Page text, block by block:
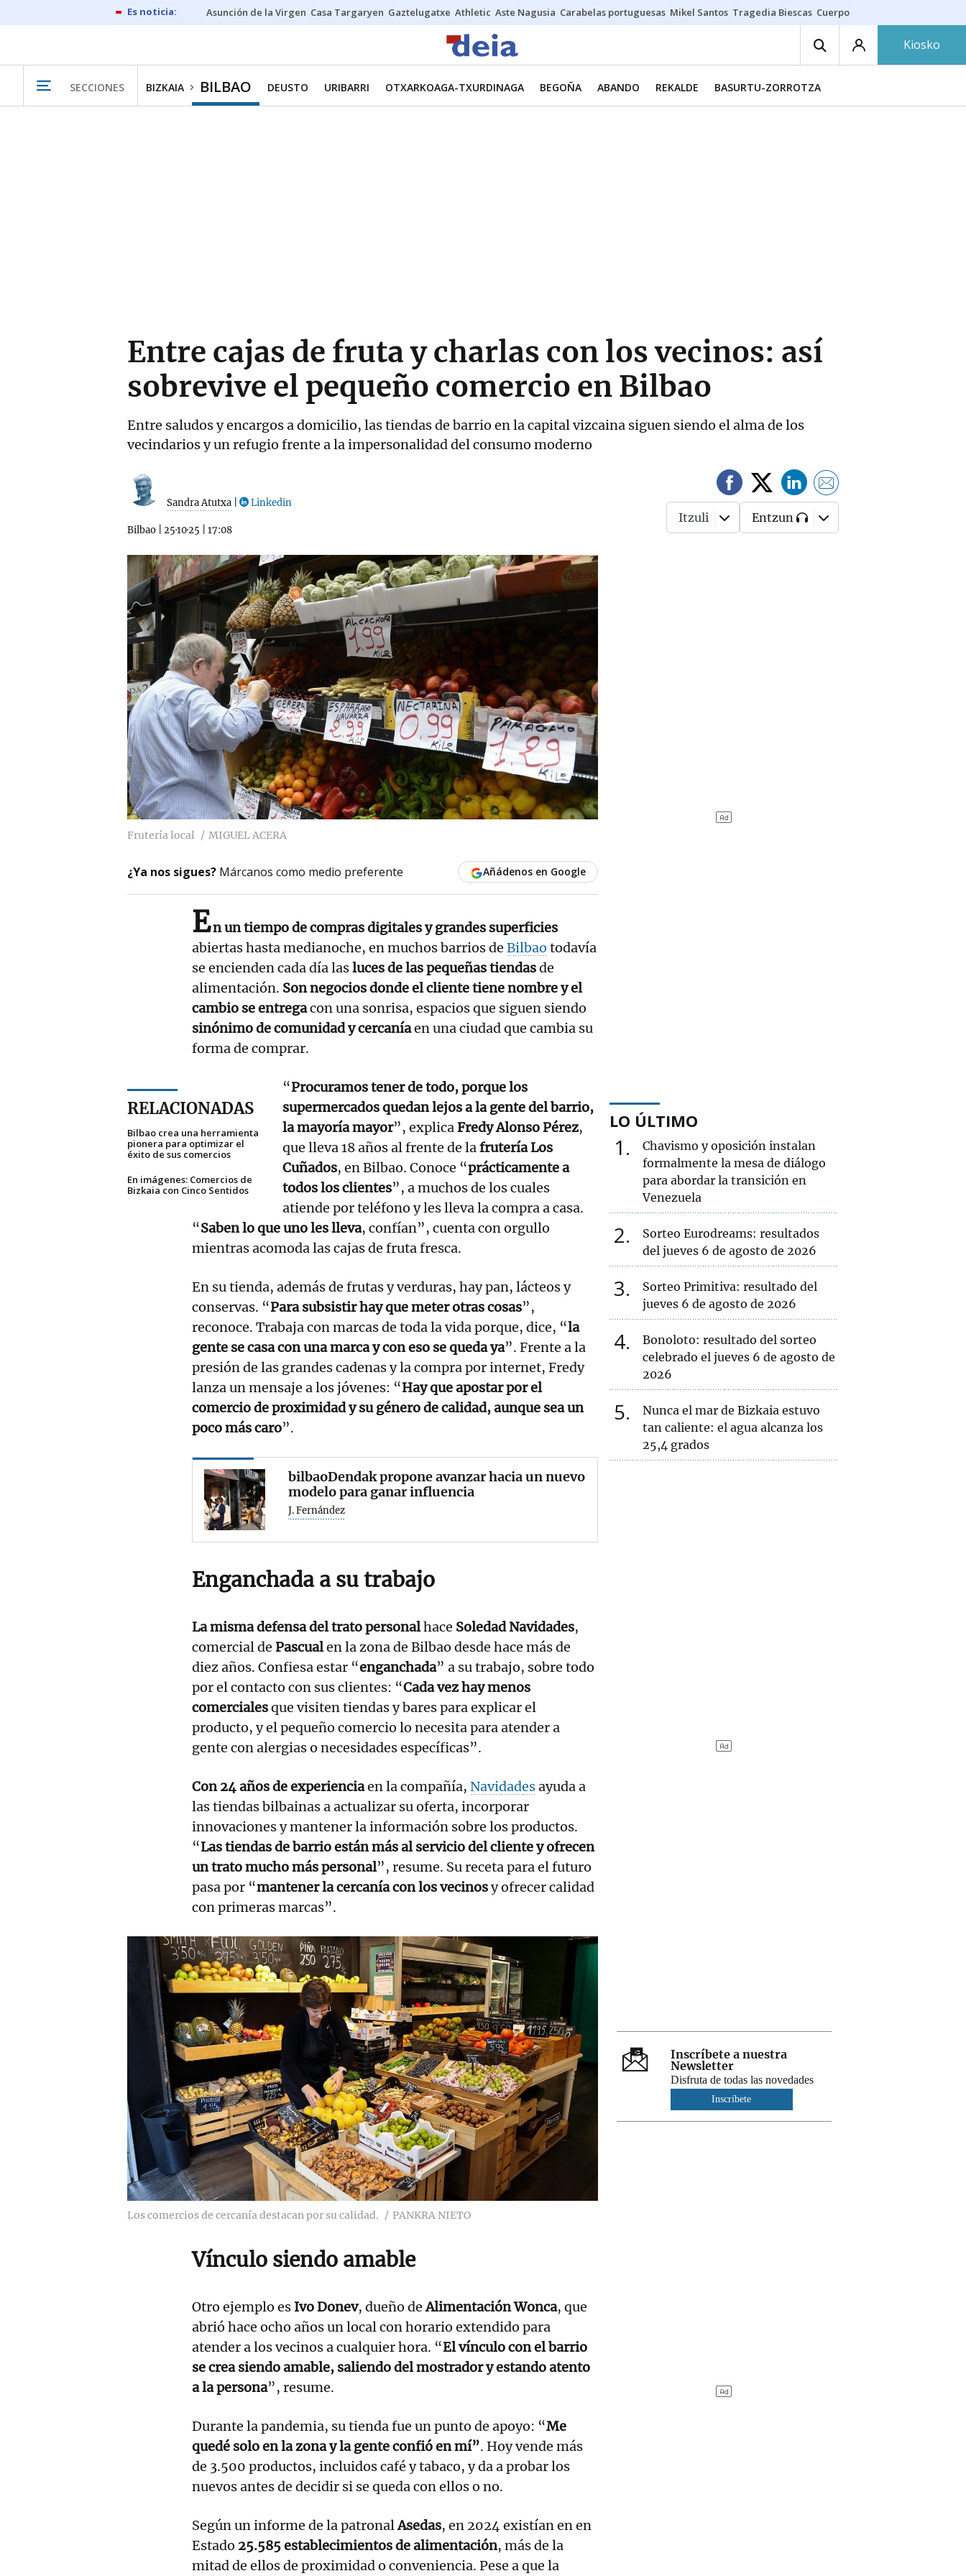
Asunción de la Virgen Casa Targaryen Gaztelugatxe Athletic Aste Nagusia Carabelas portuguesas Mikel Santos Tragedia Biescas Cuerpo ría
Kiosko
SECCIONES BIZKAIA BILBAO DEUSTO URIBARRI OTXARKOAGA-TXURDINAGA BEGOÑA ABANDO REKALDE BASURTU-ZORROTZA
Entre cajas de fruta y charlas con los vecinos: así
sobrevive el pequeño comercio en Bilbao
Entre saludos y encargos a domicilio, las tiendas de barrio en la capital vizcaina siguen siendo el alma de los
vecindarios y un refugio frente a la impersonalidad del consumo moderno
Sandra Atutxa Linkedin
Bilbao 25·10·25 17:08
Itzuli Entzun
Frutería local MIGUEL ACERA
¿Ya nos sigues? Márcanos como medio preferente Añádenos en Google
En un tiempo de compras digitales y grandes superficies
abiertas hasta medianoche, en muchos barrios de Bilbao todavía
se encienden cada día lasluces de las pequeñas tiendasde
alimentación. Son negocios donde el cliente tiene nombre y el
cambio se entregacon una sonrisa, espacios que siguen siendo
sinónimo de comunidad y cercaníaen una ciudad que cambia su
forma de comprar.
RELACIONADAS
Bilbao crea una herramienta
pionera para optimizar el
éxito de sus comercios
En imágenes: Comercios de
Bizkaia con Cinco Sentidos
“Procuramos tener de todo, porque los
supermercados quedan lejos a la gente del barrio,
la mayoría mayor”, explicaFredy Alonso Pérez,
que lleva 18 años al frente de lafrutería Los
Cuñados, en Bilbao. Conoce “prácticamente a
todos los clientes”, a muchos de los cuales
atiende por teléfono y les lleva la compra a casa.
“Saben lo que uno les lleva, confían”, cuenta con orgullo
mientras acomoda las cajas de fruta fresca.
En su tienda, además de frutas y verduras, hay pan, lácteos y
conservas. “Para subsistir hay que meter otras cosas”,
reconoce. Trabaja con marcas de toda la vida porque, dice, “la
gente se casa con una marca y con eso se queda ya”. Frente a la
presión de las grandes cadenas y la compra por internet, Fredy
lanza un mensaje a los jóvenes: “Hay que apostar por el
comercio de proximidad y su género de calidad, aunque sea un
poco más caro”.
bilbaoDendak propone avanzar hacia un nuevo
modelo para ganar influencia
J. Fernández
Enganchada a su trabajo
La misma defensa del trato personalhace Soledad Navidades,
comercial de Pascualen la zona de Bilbao desde hace más de
diez años. Confiesa estar “enganchada” a su trabajo, sobre todo
por el contacto con sus clientes: “Cada vez hay menos
comercialesque visiten tiendas y bares para explicar el
producto, y el pequeño comercio lo necesita para atender a
gente con alergias o necesidades específicas”.
Con 24 años de experienciaen la compañía, Navidadesayuda a
las tiendas bilbainas a actualizar su oferta, incorporar
innovaciones y mantener la información sobre los productos.
“Las tiendas de barrio están más al servicio del cliente y ofrecen
un trato mucho más personal”, resume. Su receta para el futuro
pasa por “mantener la cercanía con los vecinosy ofrecer calidad
con primeras marcas”.
Los comercios de cercanía destacan por su calidad. PANKRA NIETO
Vínculo siendo amable
Otro ejemplo es Ivo Donev, dueño deAlimentación Wonca, que
abrió hace ocho años un local con horario extendido para
atender a los vecinos a cualquier hora. “El vínculo con el barrio
se crea siendo amable, saliendo del mostrador y estando atento
a la persona”, resume.
Durante la pandemia, su tienda fue un punto de apoyo: “Me
quedé solo en la zona y la gente confió en mí”. Hoy vende más
de 3.500 productos, incluidos café y tabaco, y da a probar los
nuevos antes de decidir si se queda con ellos o no.
Según un informe de la patronalAsedas, en 2024 existían en en
Estado 25.585 establecimientos de alimentación, más de la
mitad de ellos de proximidad o conveniencia. Pese a que la
LO ÚLTIMO
1
Chavismo y oposición instalan
formalmente la mesa de diálogo
para abordar la transición en
Venezuela
2
Sorteo Eurodreams: resultados
del jueves 6 de agosto de 2026
3
Sorteo Primitiva: resultado del
jueves 6 de agosto de 2026
4
Bonoloto: resultado del sorteo
celebrado el jueves 6 de agosto de
2026
5
Nunca el mar de Bizkaia estuvo
tan caliente: el agua alcanza los
25,4 grados
Inscríbete a nuestra
Newsletter
Disfruta de todas las novedades
Inscríbete